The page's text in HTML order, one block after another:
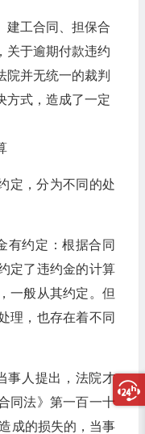
建工合同、担保合
关于逾期付款违约
院并无统一的裁判
方式，造成了一定
定，分为不同的处
有约定：根据合同
定了违约金的计算
一般从其约定。但
理，也存在着不同
事人提出，法院才
同法》第一百一十
成的损失的，当事